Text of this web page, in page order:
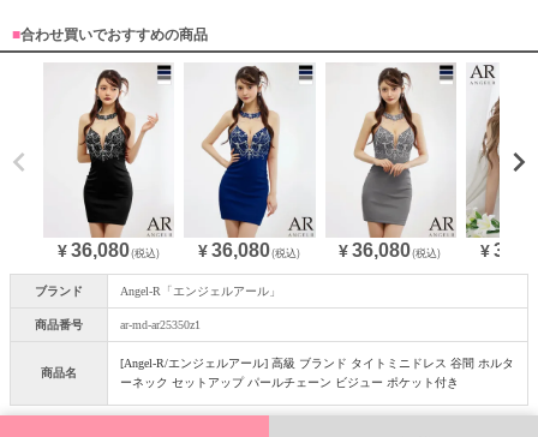
■合わせ買いでおすすめの商品
¥36,080(税込) ¥36,080(税込) ¥ 36,080(税込) ¥
ブランド Angel-R「エンジェルアール」
商品番号 ar-md-ar25350z1
商品名
[Angel-R/エンジェルアール] 高級 ブランド タイトミニドレス 谷間 ホルタ
ーネック セットアップ パールチェーン ビジュー ポケット付き